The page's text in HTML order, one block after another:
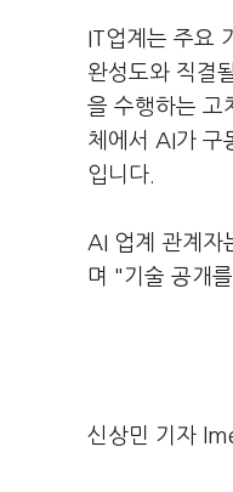
IT업계는 주요
완성도와 직결
을 수행하는 고
체에서 AI가 구
입니다.
AI 업계 관계자
며 "기술 공개
신상민 기자